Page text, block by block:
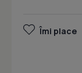
Îmi place